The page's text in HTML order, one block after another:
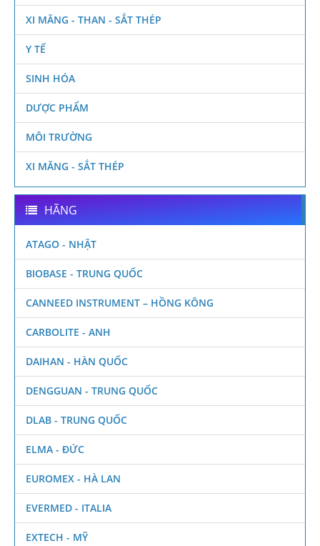
XI MĂNG - THAN - SẮT THÉP
Y TẾ
SINH HÓA
DƯỢC PHẨM
MÔI TRƯỜNG
XI MĂNG - SẮT THÉP
HÃNG
ATAGO - NHẬT
BIOBASE - TRUNG QUỐC
CANNEED INSTRUMENT – HỒNG KÔNG
CARBOLITE - ANH
DAIHAN - HÀN QUỐC
DENGGUAN - TRUNG QUỐC
DLAB - TRUNG QUỐC
ELMA - ĐỨC
EUROMEX - HÀ LAN
EVERMED - ITALIA
EXTECH - MỸ